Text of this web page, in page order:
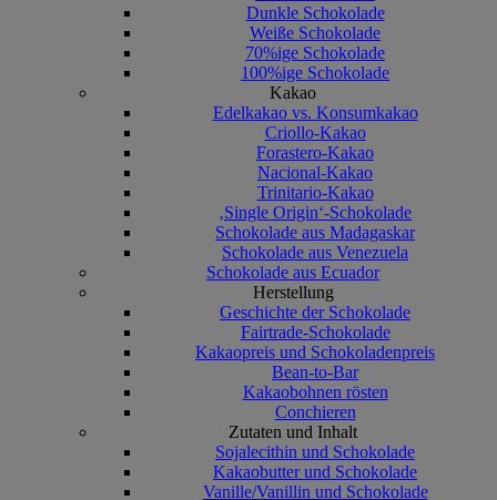
Dunkle Schokolade
Weiße Schokolade
70%ige Schokolade
100%ige Schokolade
Kakao
Edelkakao vs. Konsumkakao
Criollo-Kakao
Forastero-Kakao
Nacional-Kakao
Trinitario-Kakao
‚Single Origin‘-Schokolade
Schokolade aus Madagaskar
Schokolade aus Venezuela
Schokolade aus Ecuador
Herstellung
Geschichte der Schokolade
Fairtrade-Schokolade
Kakaopreis und Schokoladenpreis
Bean-to-Bar
Kakaobohnen rösten
Conchieren
Zutaten und Inhalt
Sojalecithin und Schokolade
Kakaobutter und Schokolade
Vanille/Vanillin und Schokolade